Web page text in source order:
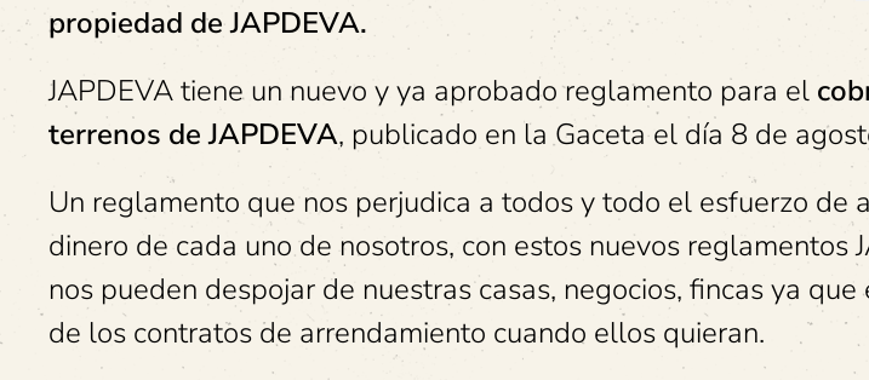
propiedad de JAPDEVA.
JAPDEVA tiene un nuevo y ya aprobado reglamento para el
terrenos de JAPDEVA, publicado en la Gaceta el día 8 de
Un reglamento que nos perjudica a todos y todo el esfuerzo de
dinero de cada uno de nosotros, con estos nuevos reglamentos
nos pueden despojar de nuestras casas, negocios, fincas ya
de los contratos de arrendamiento cuando ellos quieran.